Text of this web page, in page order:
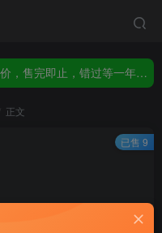
2026年新增【永久会员】限时特价，售完即止，错过等一年！！！
2026年新增【永久会员】限时特价，售完即止，错过等一年！！！
正文
已售 9